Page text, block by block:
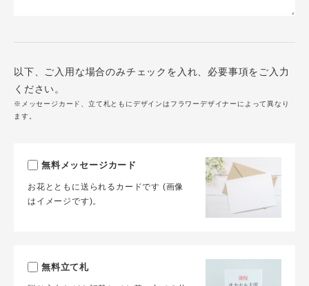
以下、ご入用な場合のみチェックを入れ、必要事項をご入力
ください。
※メッセージカード、立て札ともにデザインはフラワーデザイナーによって異なり
ます。
無料メッセージカード
お花とともに送られるカードです (画像
はイメージです)。
無料立て札